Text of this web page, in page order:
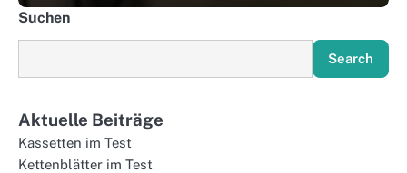
Suchen
Search
Aktuelle Beiträge
Kassetten im Test
Kettenblätter im Test